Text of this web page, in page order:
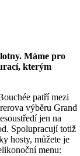
Máme pro
kterým
patří mezi
výběru Grand
jen na
Spolupracují totiž
hosty, můžete je
menu: